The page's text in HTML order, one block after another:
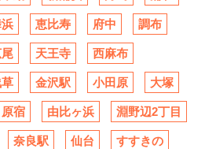
恵比寿 府中 調布
天王寺 西麻布
金沢駅 小田原 大塚
原宿 由比ヶ浜 淵野辺2丁目
奈良駅 仙台 すすきの